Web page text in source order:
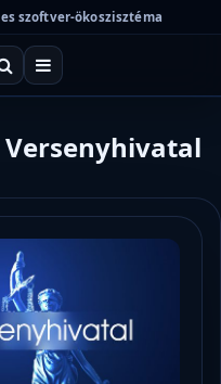
szoftver-ökoszisztéma
Versenyhivatal